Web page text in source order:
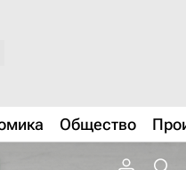
Общество